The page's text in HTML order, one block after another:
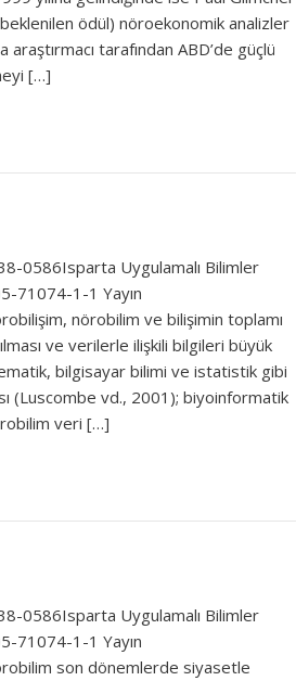
ödül) nöroekonomik analizler
araştırmacı tarafından ABD’de güçlü
[…]
0586Isparta Uygulamalı Bilimler
71074-1-1 Yayın
nörobilim ve bilişimin toplamı
ve verilerle ilişkili bilgileri büyük
bilgisayar bilimi ve istatistik gibi
(Luscombe vd., 2001); biyoinformatik
veri […]
0586Isparta Uygulamalı Bilimler
71074-1-1 Yayın
son dönemlerde siyasetle